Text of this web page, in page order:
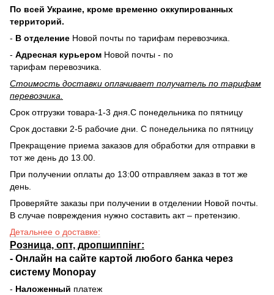
По всей Украине, кроме временно оккупированных
территорий.
- В отделение Новой почты по тарифам перевозчика.
- Адресная курьером Новой почты - по
тарифам перевозчика.
Стоимость доставки оплачивает получатель по тарифам
перевозчика.
Срок отгрузки товара-1-3 дня.С понедельника по пятницу
Срок доставки 2-5 рабочие дни. С понедельника по пятницу
Прекращение приема заказов для обработки для отправки в
тот же день до 13.00.
При получении оплаты до 13:00 отправляем заказ в тот же
день.
Проверяйте заказы при получении в отделении Новой почты.
В случае повреждения нужно составить акт – претензию.
Детальнее о доставке:
Розница, опт, дропшиппінг:
- Онлайн на сайте картой любого банка через
систему Monopay
- Наложенный платеж